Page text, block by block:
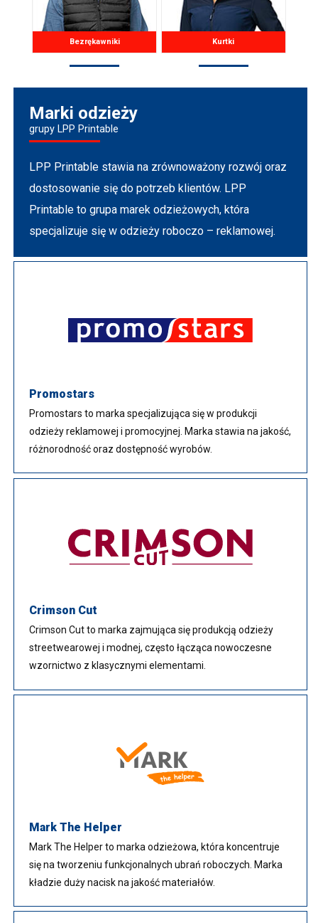
Bezrękawniki Kurtki
Marki odzieży
grupy LPP Printable
LPP Printable stawia na zrównoważony rozwój oraz
dostosowanie się do potrzeb klientów. LPP
Printable to grupa marek odzieżowych, która
specjalizuje się w odzieży roboczo – reklamowej.
Promostars
Promostars to marka specjalizująca się w produkcji
odzieży reklamowej i promocyjnej. Marka stawia na jakość,
różnorodność oraz dostępność wyrobów.
Crimson Cut
Crimson Cut to marka zajmująca się produkcją odzieży
streetwearowej i modnej, często łącząca nowoczesne
wzornictwo z klasycznymi elementami.
Mark The Helper
Mark The Helper to marka odzieżowa, która koncentruje
się na tworzeniu funkcjonalnych ubrań roboczych. Marka
kładzie duży nacisk na jakość materiałów.